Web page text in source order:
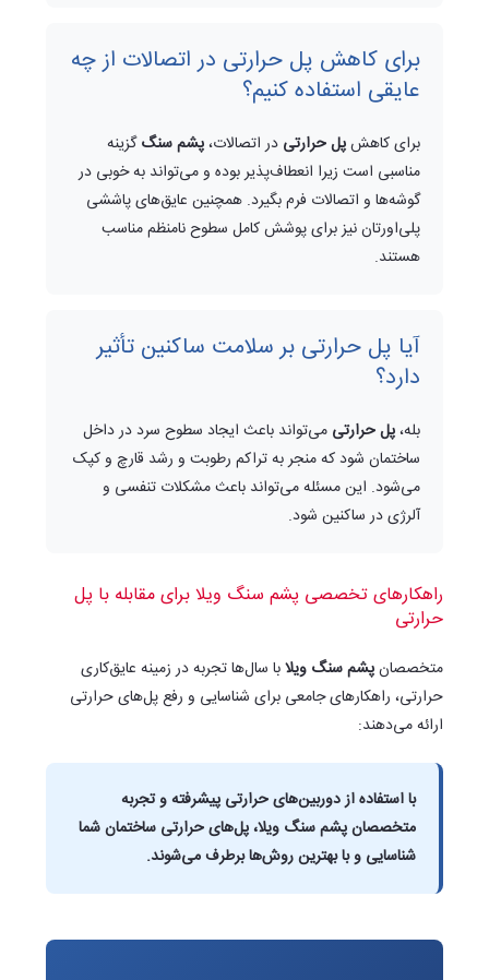
برای کاهش پل حرارتی در اتصالات از چه
عایقی استفاده کنیم؟
برای کاهشپل حرارتی در اتصالات،پشم سنگگزینه
مناسبی است زیرا انعطاف‌پذیر بوده و می‌تواند به خوبی در
گوشه‌ها و اتصالات فرم بگیرد. همچنین عایق‌های پاششی
پلی‌اورتان نیز برای پوشش کامل سطوح نامنظم مناسب
هستند.
آیا پل حرارتی بر سلامت ساکنین تأثیر
دارد؟
بله،پل حرارتی می‌تواند باعث ایجاد سطوح سرد در داخل
ساختمان شود که منجر به تراکم رطوبت و رشد قارچ و کپک
می‌شود. این مسئله می‌تواند باعث مشکلات تنفسی و
آلرژی در ساکنین شود.
راهکارهای تخصصی پشم سنگ ویلا برای مقابله با پل
حرارتی
متخصصانپشم سنگ ویلابا سال‌ها تجربه در زمینه عایق‌کاری
حرارتی، راهکارهای جامعی برای شناسایی و رفع پل‌های حرارتی
ارائه می‌دهند:
با استفاده از دوربین‌های حرارتی پیشرفته و تجربه
متخصصانپشم سنگ ویلا، پل‌های حرارتی ساختمان شما
شناسایی و با بهترین روش‌ها برطرف می‌شوند.